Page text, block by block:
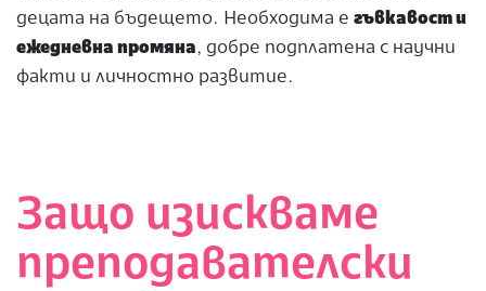
децата на бъдещето. Необходима е гъвкавост и
ежедневна промяна, добре подплатена с научни
факти и личностно развитие.
Защо изискваме
преподавателски